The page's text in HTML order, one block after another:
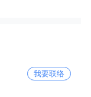
我要联络